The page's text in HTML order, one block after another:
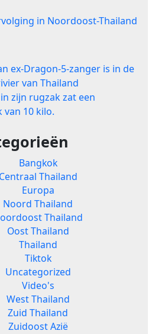
in Noordoost-Thailand
ex-Dragon‑5‑zanger is in de
van Thailand
zijn rugzak zat een
10 kilo.
Bangkok
Centraal Thailand
Europa
Noord Thailand
Thailand
Oost Thailand
Thailand
Tiktok
Uncategorized
Video's
West Thailand
Zuid Thailand
Zuidoost Azië